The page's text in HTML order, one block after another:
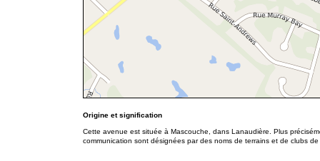
Origine et signification
Cette avenue est située à Mascouche, dans Lanaudière. Plus
communication sont désignées par des noms de terrains et de clubs